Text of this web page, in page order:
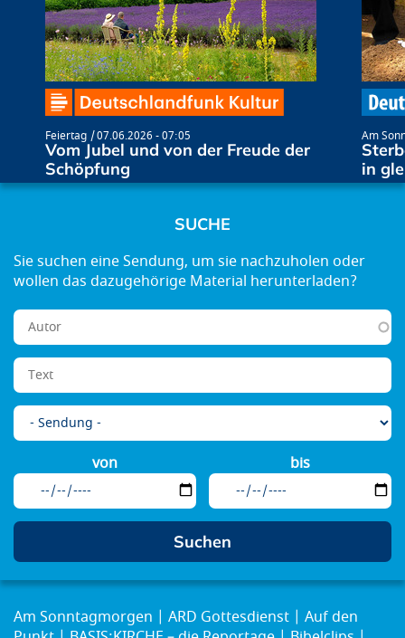
Feiertag 07.06.2026 - 07:05
Vom Jubel und von der Freude der
Schöpfung
Am
in
SUCHE
von bis
Am Sonntagmorgen ARD Gottesdienst
Auf den